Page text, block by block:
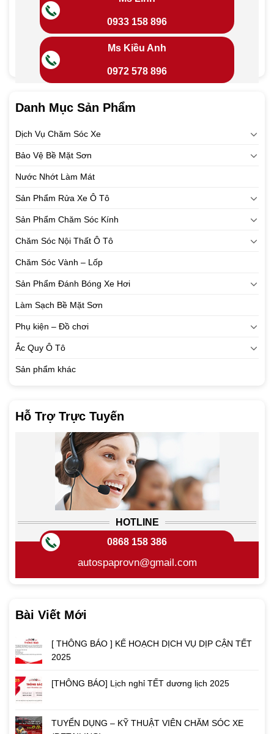
0933 158 896
Ms Kiều Anh
0972 578 896
Danh Mục Sản Phẩm
Dịch Vụ Chăm Sóc Xe
Bảo Vệ Bề Mặt Sơn
Nước Nhớt Làm Mát
Sản Phẩm Rửa Xe Ô Tô
Sản Phẩm Chăm Sóc Kính
Chăm Sóc Nội Thất Ô Tô
Chăm Sóc Vành – Lốp
Sản Phẩm Đánh Bóng Xe Hơi
Làm Sạch Bề Mặt Sơn
Phụ kiện – Đồ chơi
Ắc Quy Ô Tô
Sản phẩm khác
Hỗ Trợ Trực Tuyến
HOTLINE
0868 158 386
autospaprovn@gmail.com
Bài Viết Mới
[ THÔNG BÁO ] KẾ HOẠCH DỊCH VỤ DỊP CẬN TẾT
2025
[THÔNG BÁO] Lịch nghỉ TẾT dương lịch 2025
TUYỂN DỤNG – KỸ THUẬT VIÊN CHĂM SÓC XE